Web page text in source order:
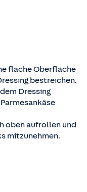
flache Oberfläche
bestreichen.
Dressing
oben aufrollen und
mitzunehmen.